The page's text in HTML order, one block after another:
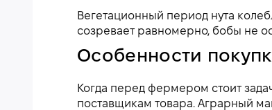
Вегетационный период нута
созревает равномерно, бобы не
Особенности
Когда перед фермером стоит
поставщикам товара. Аграрный